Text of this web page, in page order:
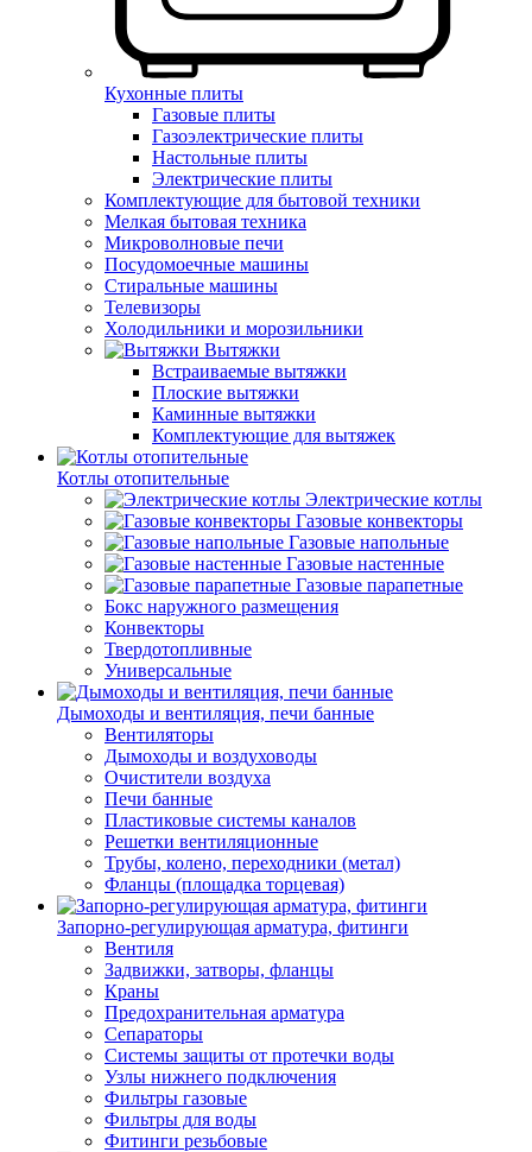
Кухонные плиты
Газовые плиты
Газоэлектрические плиты
Настольные плиты
Электрические плиты
Комплектующие для бытовой техники
Мелкая бытовая техника
Микроволновые печи
Посудомоечные машины
Стиральные машины
Телевизоры
Холодильники и морозильники
Вытяжки
Встраиваемые вытяжки
Плоские вытяжки
Каминные вытяжки
Комплектующие для вытяжек
Котлы отопительные
Электрические котлы
Газовые конвекторы
Газовые напольные
Газовые настенные
Газовые парапетные
Бокс наружного размещения
Конвекторы
Твердотопливные
Универсальные
Дымоходы и вентиляция, печи банные
Вентиляторы
Дымоходы и воздуховоды
Очистители воздуха
Печи банные
Пластиковые системы каналов
Решетки вентиляционные
Трубы, колено, переходники (метал)
Фланцы (площадка торцевая)
Запорно-регулирующая арматура, фитинги
Вентиля
Задвижки, затворы, фланцы
Краны
Предохранительная арматура
Сепараторы
Системы защиты от протечки воды
Узлы нижнего подключения
Фильтры газовые
Фильтры для воды
Фитинги резьбовые